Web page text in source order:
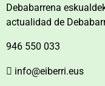
Debabarrena
actualidad de
946 550 033
info@eiberri.eus